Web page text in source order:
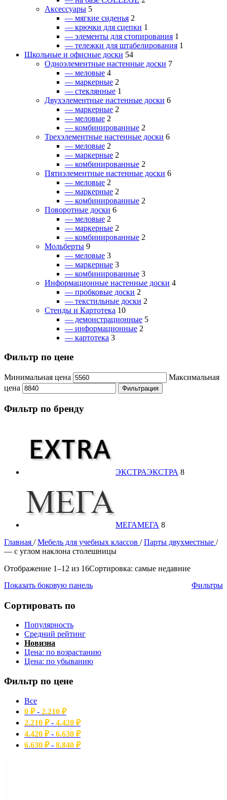
Аксессуары 5
— мягкие сиденья 2
— крючки для сцепки 1
— элементы для стопирования 1
— тележки для штабелирования 1
Школьные и офисные доски 54
Одноэлементные настенные доски 7
— меловые 4
— маркерные 2
— стеклянные 1
Двухэлементные настенные доски 6
— маркерные 2
— меловые 2
— комбинированные 2
Трехэлементные настенные доски 6
— меловые 2
— маркерные 2
— комбинированные 2
Пятиэлементные настенные доски 6
— меловые 2
— маркерные 2
— комбинированные 2
Поворотные доски 6
— меловые 2
— маркерные 2
— комбинированные 2
Мольберты 9
— меловые 3
— маркерные 3
— комбинированные 3
Информационные настенные доски 4
— пробковые доски 2
— текстильные доски 2
Стенды и Картотека 10
— демонстрационные 5
— информационные 2
— картотека 3
Фильтр по цене
Минимальная цена
Максимальная
цена
Фильтрация
Фильтр по бренду
ЭКСТРАЭКСТРА 8
МЕГАМЕГА 8
Главная / Мебель для учебных классов / Парты двухместные /
— c углом наклона столешницы
Отображение 1–12 из 16Сортировка: самые недавние
Показать боковую панель
Фильтры
Сортировать по
Популярность
Средний рейтинг
Новизна
Цена: по возрастанию
Цена: по убыванию
Фильтр по цене
Все
0 ₽- 2.210 ₽
2.210 ₽- 4.420 ₽
4.420 ₽- 6.630 ₽
6.630 ₽- 8.840 ₽